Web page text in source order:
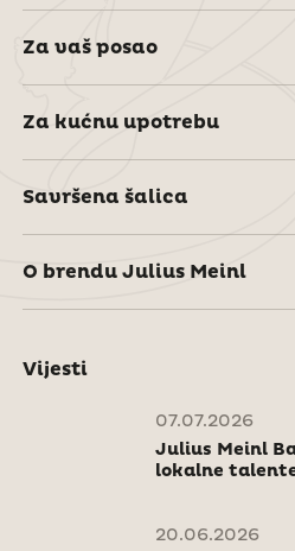
Za vaš posao
Za kućnu upotrebu
Savršena šalica
O brendu Julius Meinl
Vijesti
07.07.2026
Julius Meinl
lokalne
20.06.2026